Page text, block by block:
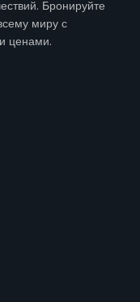
Бронируйте
миру с
ценами.